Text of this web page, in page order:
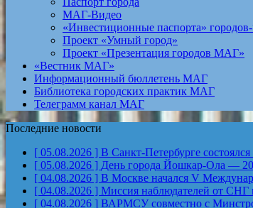
МАГ-Видео
«Инвестиционные паспорта»
Проект «Умный город»
Проект «Презентация городов МАГ»
«Вестник МАГ»
Информационный бюллетень МАГ
Библиотека городских практик МАГ
Телеграмм канал МАГ
Последние новости
[ 05.08.2026 ] В Санкт-Петербурге
[ 05.08.2026 ] День города Йошкар-Ола —
[ 04.08.2026 ] В Москве начался V
[ 04.08.2026 ] Миссия наблюдателей от СНГ
[ 04.08.2026 ] ВАРМСУ совместно с